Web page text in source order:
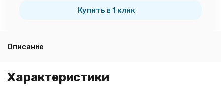
Купить в 1 клик
Описание
Характеристики